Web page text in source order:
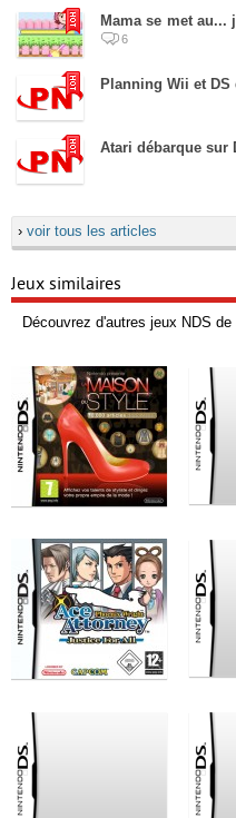
Mama se met au...
6
Planning Wii et DS
Atari débarque sur
› voir tous les articles
Jeux similaires
Découvrez d'autres jeux NDS